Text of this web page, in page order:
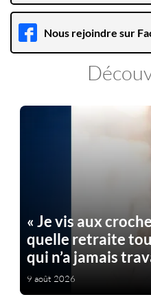
Nous rejoindre sur
« Je vis aux
quelle retraite
qui n’a jamais
9 août 2026